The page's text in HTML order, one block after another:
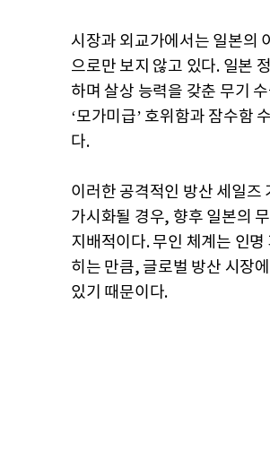
시장과 외교가에서는 일본의
으로만 보지 않고 있다. 일본
하며 살상 능력을 갖춘 무기
‘모가미급’ 호위함과 잠수함
다.
이러한 공격적인 방산 세일즈
가시화될 경우, 향후 일본의
지배적이다. 무인 체계는 인
히는 만큼, 글로벌 방산 시장
있기 때문이다.